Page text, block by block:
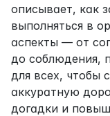
описывает, как
выполняться в
аспекты — от
до соблюдения,
для всех, чтобы
аккуратную
догадки и